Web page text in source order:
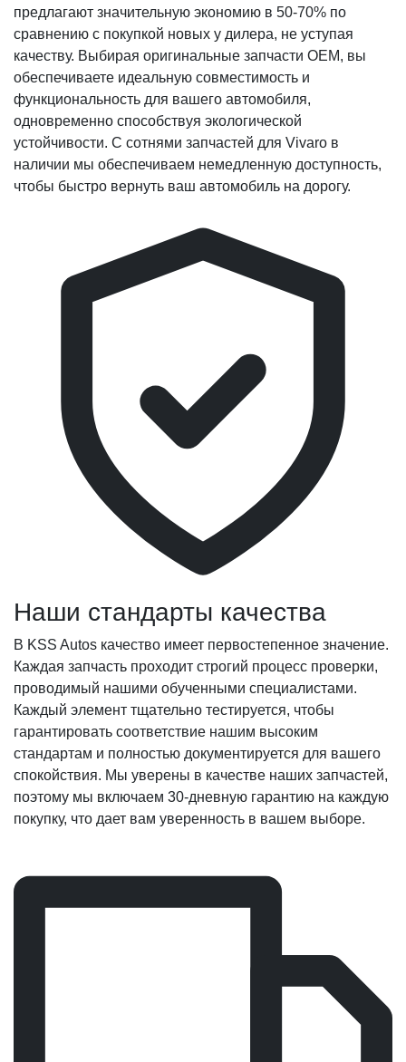
предлагают значительную экономию в 50-70% по
сравнению с покупкой новых у дилера, не уступая
качеству. Выбирая оригинальные запчасти OEM, вы
обеспечиваете идеальную совместимость и
функциональность для вашего автомобиля,
одновременно способствуя экологической
устойчивости. С сотнями запчастей для Vivaro в
наличии мы обеспечиваем немедленную доступность,
чтобы быстро вернуть ваш автомобиль на дорогу.
Наши стандарты качества
В KSS Autos качество имеет первостепенное значение.
Каждая запчасть проходит строгий процесс проверки,
проводимый нашими обученными специалистами.
Каждый элемент тщательно тестируется, чтобы
гарантировать соответствие нашим высоким
стандартам и полностью документируется для вашего
спокойствия. Мы уверены в качестве наших запчастей,
поэтому мы включаем 30-дневную гарантию на каждую
покупку, что дает вам уверенность в вашем выборе.